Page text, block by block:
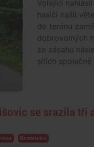
Volající
hasiči našli
do terénu
dobrovolných
ze zásahu
sítích společně
se srazila tři
Brněnsko